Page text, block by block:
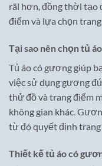
rãi hơn, đồng thời tạo
điểm và lựa chọn
Tại sao nên chọn tủ
Tủ áo có gương giúp
việc sử dụng gương
thử đồ và trang điểm
không gian khác.
từ đó quyết định trang
Thiết kế tủ áo có